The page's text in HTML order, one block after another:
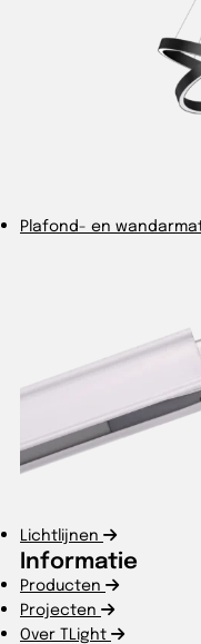
Plafond- en
Lichtlijnen
Informatie
Producten
Projecten
Over TLight